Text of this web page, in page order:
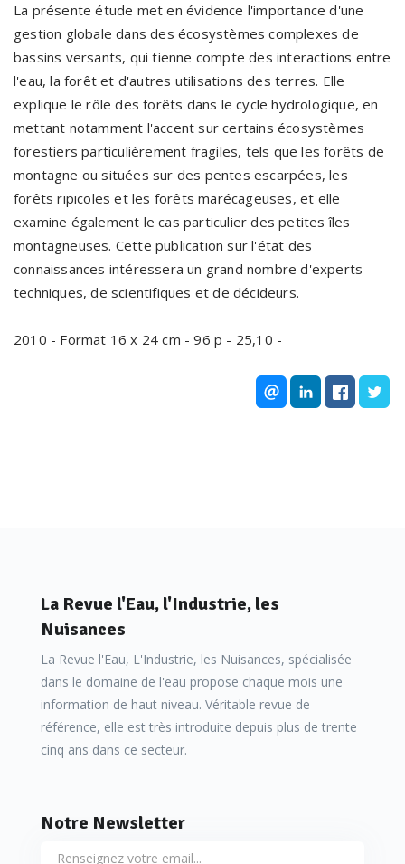
La présente étude met en évidence l'importance d'une
gestion globale dans des écosystèmes complexes de
bassins versants, qui tienne compte des interactions entre
l'eau, la forêt et d'autres utilisations des terres. Elle
explique le rôle des forêts dans le cycle hydrologique, en
mettant notamment l'accent sur certains écosystèmes
forestiers particulièrement fragiles, tels que les forêts de
montagne ou situées sur des pentes escarpées, les
forêts ripicoles et les forêts marécageuses, et elle
examine également le cas particulier des petites îles
montagneuses. Cette publication sur l'état des
connaissances intéressera un grand nombre d'experts
techniques, de scientifiques et de décideurs.
2010 - Format 16 x 24 cm - 96 p - 25,10 -
La Revue l'Eau, l'Industrie, les
Nuisances
La Revue l'Eau, L'Industrie, les Nuisances, spécialisée
dans le domaine de l'eau propose chaque mois une
information de haut niveau. Véritable revue de
référence, elle est très introduite depuis plus de trente
cinq ans dans ce secteur.
Notre Newsletter